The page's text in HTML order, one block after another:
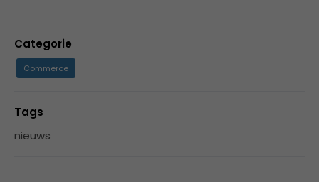
Categorie
Commerce
Tags
nieuws